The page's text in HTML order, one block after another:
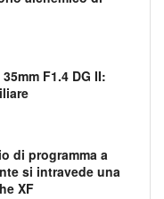
F1.4 DG II:
di programma a
si intravede una
XF